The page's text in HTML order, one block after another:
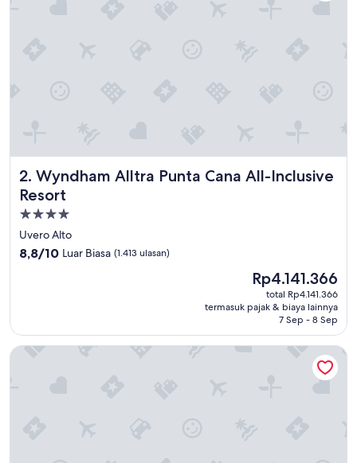
2. Wyndham Alltra Punta Cana All-Inclusive
Resort
Wyndham Alltra Punta Cana All-Inclusive Resort
Properti
bintang
4.0
Uvero Alto
8.8
ulasan)
8,8/10 Luar Biasa (1.413 ulasan)
Harga
sekarang
Rp4.141.366
Rp4.141.366
total Rp4.141.366
termasuk pajak & biaya lainnya
7 Sep - 8 Sep
Moon Palace The Grand - Punta Cana - All Inclusive